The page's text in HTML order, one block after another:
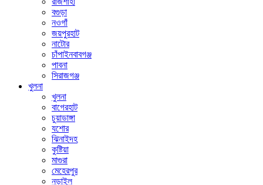
বগুড়া
নওগাঁ
জয়পুরহাট
নাটোর
চাঁপাইনবাবগঞ্জ
পাবনা
সিরাজগঞ্জ
খুলনা
খুলনা
বাগেরহাট
চুয়াডাঙ্গা
যশোর
ঝিনাইদহ
কুষ্টিয়া
মাগুরা
মেহেরপুর
নড়াইল